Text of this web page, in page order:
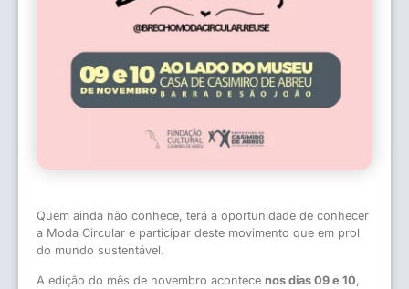
Quem ainda não conhece, terá a oportunidade de conhecer
a Moda Circular e participar deste movimento que em prol
do mundo sustentável.
A edição do mês de novembro acontece nos dias 09 e 10,